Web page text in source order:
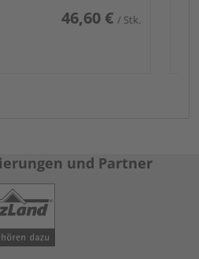
46,60 € / Stk.
und Partner